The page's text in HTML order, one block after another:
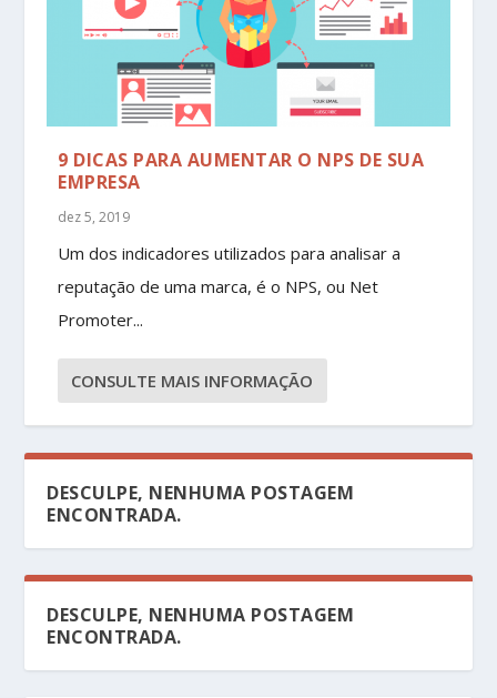
9 DICAS PARA AUMENTAR O NPS DE SUA
EMPRESA
dez 5, 2019
Um dos indicadores utilizados para analisar a
reputação de uma marca, é o NPS, ou Net
Promoter...
CONSULTE MAIS INFORMAÇÃO
DESCULPE, NENHUMA POSTAGEM
ENCONTRADA.
DESCULPE, NENHUMA POSTAGEM
ENCONTRADA.